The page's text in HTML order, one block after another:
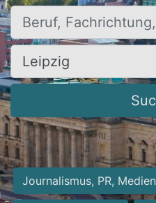
Beruf, Fachrichtung, Firma
Ort, Stadt
Journalismus, PR,